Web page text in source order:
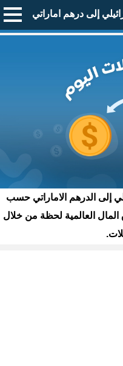
إلى درهم اماراتي
إلى الدرهم الاماراتي حسب
العالمية لحظة من خلال